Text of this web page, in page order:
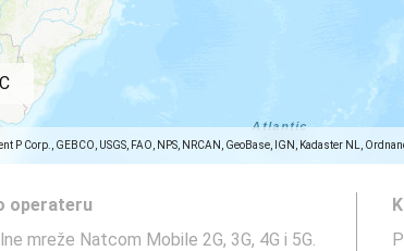
P Corp., GEBCO, USGS, FAO, NPS, NRCAN, GeoBase, IGN, Kadaster NL,
operateru
mreže Natcom Mobile 2G, 3G, 4G i 5G.